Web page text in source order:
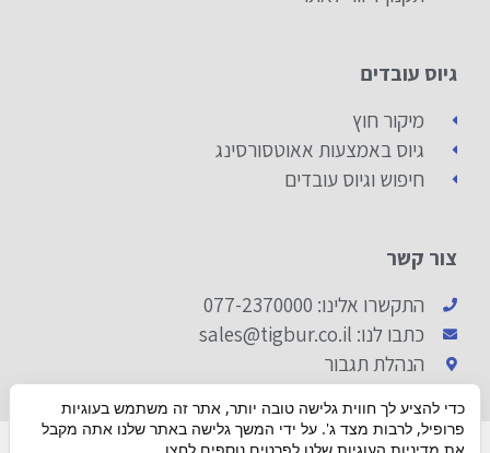
גיוס עובדים
מיקור חוץ
גיוס באמצעות אאוטסורסינג
חיפוש וגיוס עובדים
צור קשר
התקשרו אלינו: 077-2370000
כתבו לנו: sales@tigbur.co.il
הנהלת תגבור
© 2019 ALL RIGHTS RESERVED​
כדי להציע לך חווית גלישה טובה יותר, אתר זה משתמש בעוגיות
פרופיל, לרבות מצד ג'. על ידי המשך גלישה באתר שלנו אתה מקבל